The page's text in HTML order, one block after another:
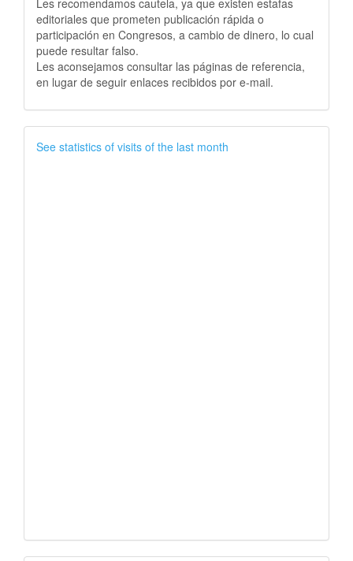
Les recomendamos cautela, ya que existen estafas
editoriales que prometen publicación rápida o
participación en Congresos, a cambio de dinero, lo cual
puede resultar falso.
Les aconsejamos consultar las páginas de referencia,
en lugar de seguir enlaces recibidos por e-mail.
See statistics of visits of the last month